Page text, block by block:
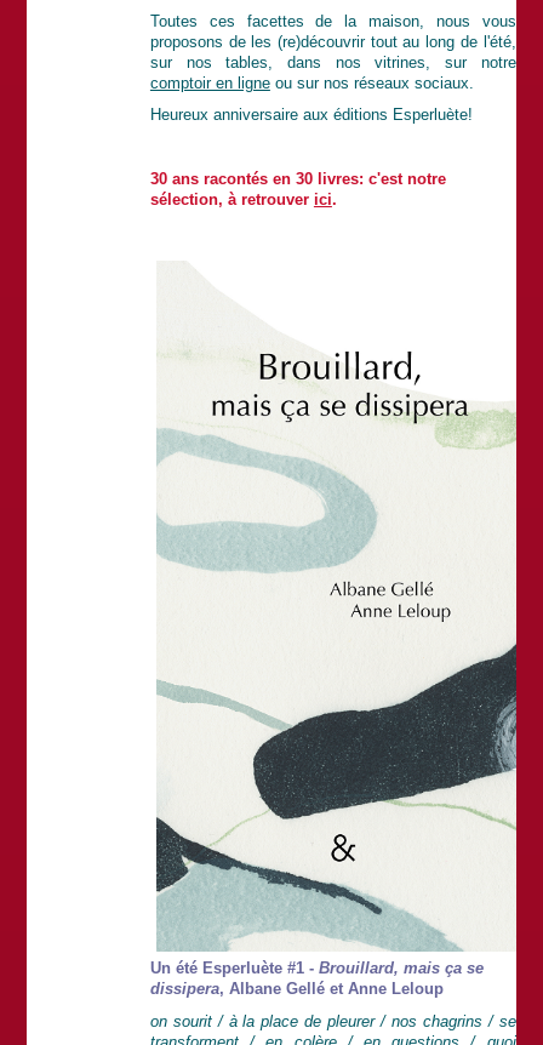
Toutes ces facettes de la maison, nous vous
proposons de les (re)découvrir tout au long de l'été,
sur nos tables, dans nos vitrines, sur notre
comptoir en ligneou sur nos réseaux sociaux.
Heureux anniversaire aux éditions Esperluète!
30 ans racontés en 30 livres: c'est notre
sélection, à retrouver ici.
Un été Esperluète #1 - Brouillard, mais ça se
dissipera, Albane Gellé et Anne Leloup
on sourit / à la place de pleurer / nos chagrins / se